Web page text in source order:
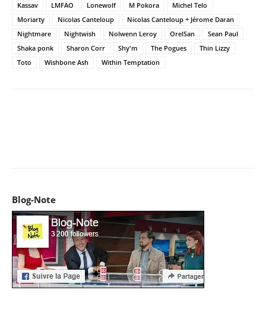
Kassav
LMFAO Lonewolf M Pokora
Michel Telo
Moriarty
Nicolas Canteloup
Nicolas Canteloup + Jérome Daran
Nightmare
Nightwish Nolwenn Leroy OrelSan
Sean Paul
Shaka ponk
Sharon Corr Shy'm The Pogues
Thin Lizzy
Toto
Wishbone Ash Within Temptation
Blog-Note